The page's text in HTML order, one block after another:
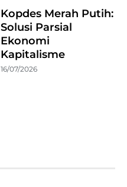
Kopdes Merah Putih:
Solusi Parsial
Ekonomi
Kapitalisme
16/07/2026